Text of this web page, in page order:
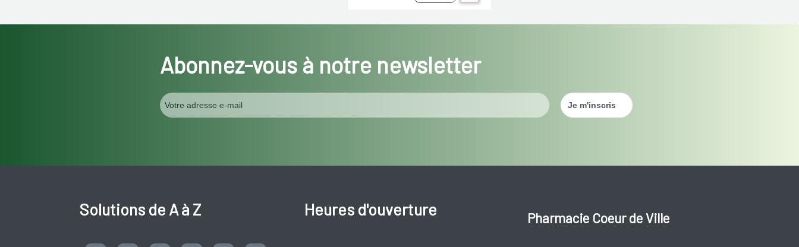
Abonnez-vous à notre newsletter
Solutions de A à Z Heures d'ouverture Pharmacie Coeur de Ville